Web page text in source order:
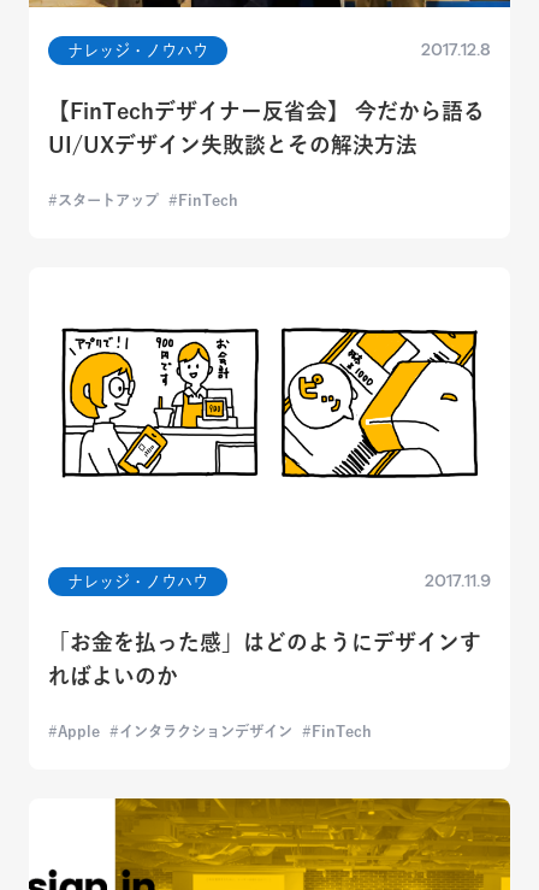
ナレッジ・ノウハウ 2017.12.8
【FinTechデザイナー反省会】 今だから語る
UI/UXデザイン失敗談とその解決方法
スタートアップ FinTech
ナレッジ・ノウハウ 2017.11.9
「お金を払った感」はどのようにデザインす
ればよいのか
Apple インタラクションデザイン FinTech